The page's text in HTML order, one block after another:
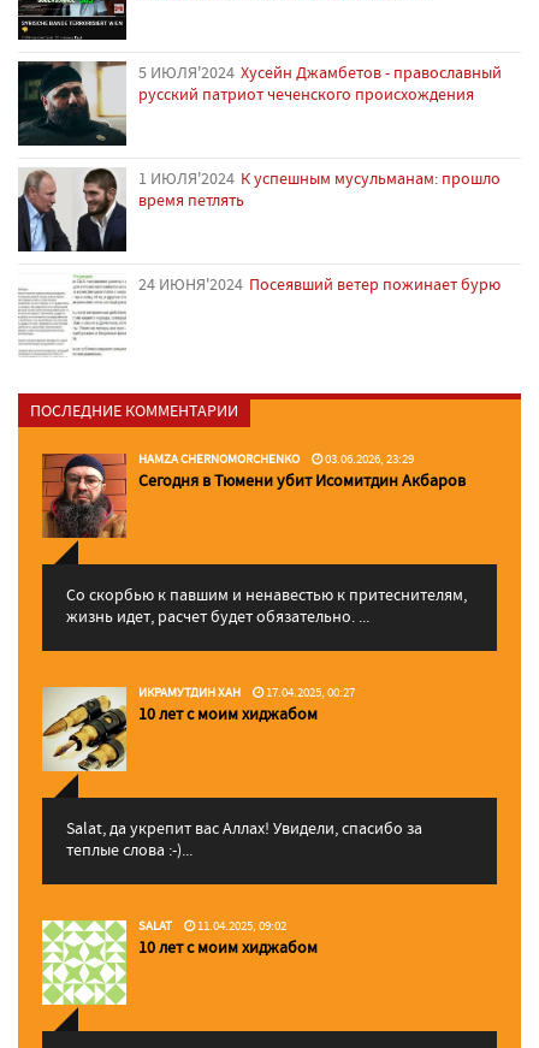
5 ИЮЛЯ'2024 Хусейн Джамбетов - православный
русский патриот чеченского происхождения
1 ИЮЛЯ'2024 К успешным мусульманам: прошло
время петлять
24 ИЮНЯ'2024 Посеявший ветер пожинает бурю
ПОСЛЕДНИЕ КОММЕНТАРИИ
HAMZA CHERNOMORCHENKO 03.06.2026, 23:29
Сегодня в Тюмени убит Исомитдин Акбаров
Со скорбью к павшим и ненавестью к притеснителям,
жизнь идет, расчет будет обязательно. ...
ИКРАМУТДИН ХАН 17.04.2025, 00:27
10 лет с моим хиджабом
Salat, да укрепит вас Аллаx! Увидели, спасибо за
теплые слова :-)...
SALAT 11.04.2025, 09:02
10 лет с моим хиджабом